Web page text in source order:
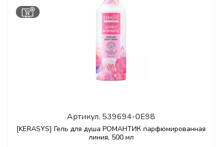
Артикул. 539694-0E98
[KERASYS] Гель для душа РОМАНТИК парфюмированная
линия, 500 мл